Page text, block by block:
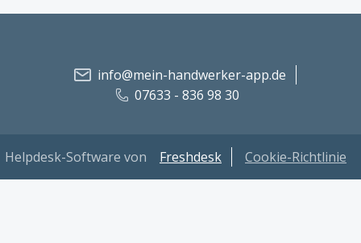
info@mein-handwerker-app.de
07633 - 836 98 30
Helpdesk-Software von Freshdesk Cookie-Richtlinie